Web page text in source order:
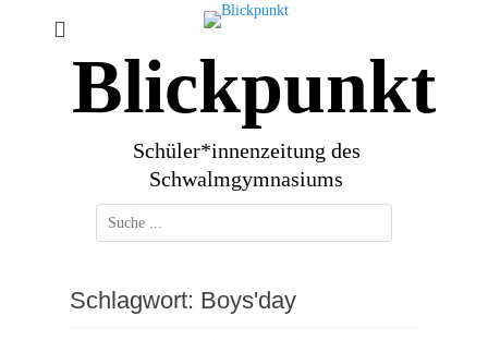
Blickpunkt
Schüler*innenzeitung des
Schwalmgymnasiums
Suchen
nach:
Schlagwort: Boys'day